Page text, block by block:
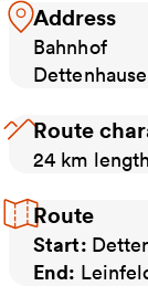
Address
Bahnhof
Route
24 km
Route
Start:
End: